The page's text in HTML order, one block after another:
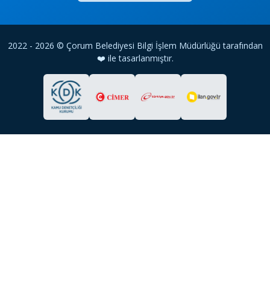
2022 - 2026 © Çorum Belediyesi Bilgi İşlem Müdürlüğü tarafından
❤️ ile tasarlanmıştır.